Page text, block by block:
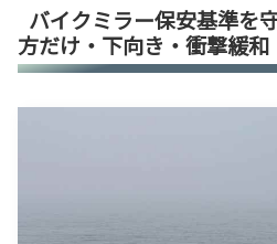
バイクミラー保安基準を
方だけ・下向き・衝撃緩和